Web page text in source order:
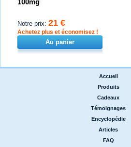
100mg
Notre prix: 21 €
Achetez plus et économisez !
Au panier
Accueil
Produits
Cadeaux
Témoignages
Encyclopédie
Articles
FAQ